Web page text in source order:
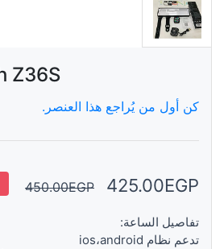
Z36S
كن أول من يُراجع هذا العنصر.
425.00EGP
450.00EGP
تفاصيل الساعة:
تدعم نظام ios،android